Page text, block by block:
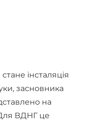
інсталяція
засновника
на
ВДНГ це